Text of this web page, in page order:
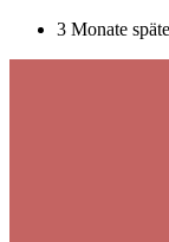
3 Monate